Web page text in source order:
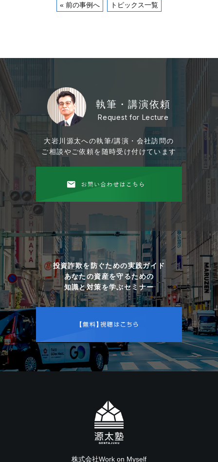
« 前の事例へ トピックス一覧
執筆・講演依頼
Request for Lecture
大岩川源太への執筆/講演・会社訪問の
ご相談やご依頼を随時受け付けています
投資詐欺を防ぐための実践ガイド
あなたの資産を守るための
知識と対策を学ぶセミナー
株式会社Work on Myself